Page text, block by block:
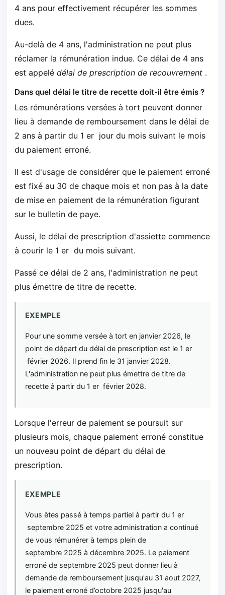
4 ans pour effectivement récupérer les sommes
dues.
Au-delà de 4 ans, l'administration ne peut plus
réclamer la rémunération indue. Ce délai de 4 ans
est appelé délai de prescription de recouvrement .
Dans quel délai le titre de recette doit-il être émis ?
Les rémunérations versées à tort peuvent donner
lieu à demande de remboursement dans le délai de
2 ans à partir du 1 er jour du mois suivant le mois
du paiement erroné.
Il est d'usage de considérer que le paiement erroné
est fixé au 30 de chaque mois et non pas à la date
de mise en paiement de la rémunération figurant
sur le bulletin de paye.
Aussi, le délai de prescription d'assiette commence
à courir le 1 er du mois suivant.
Passé ce délai de 2 ans, l'administration ne peut
plus émettre de titre de recette.
EXEMPLE
Pour une somme versée à tort en janvier 2026, le
point de départ du délai de prescription est le 1 er
février 2026. Il prend fin le 31 janvier 2028.
L'administration ne peut plus émettre de titre de
recette à partir du 1 er février 2028.
Lorsque l'erreur de paiement se poursuit sur
plusieurs mois, chaque paiement erroné constitue
un nouveau point de départ du délai de
prescription.
EXEMPLE
Vous êtes passé à temps partiel à partir du 1 er
septembre 2025 et votre administration a continué
de vous rémunérer à temps plein de
septembre 2025 à décembre 2025. Le paiement
erroné de septembre 2025 peut donner lieu à
demande de remboursement jusqu'au 31 aout 2027,
le paiement erroné d’octobre 2025 jusqu'au